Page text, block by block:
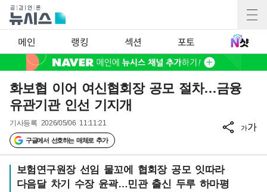
메인 랭킹 섹션 포토
화보협 이어 여신협회장 공모 절차…금융
유관기관 인선 기지개
기사등록 2026/05/06 11:11:21
구글에서 선호하는 매체로 추가
가가
보험연구원장 선임 물꼬에 협회장 공모 잇따라
다음달 차기 수장 윤곽…민관 출신 두루 하마평